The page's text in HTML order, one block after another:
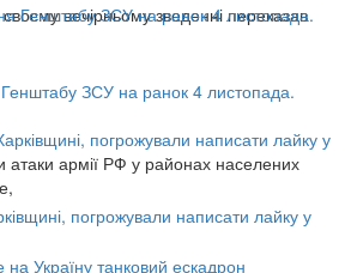
вечірньому зведенні переказав
ЗСУ на ранок 4 листопада.
атаки армії РФ у районах населених
погрожували написати лайку у